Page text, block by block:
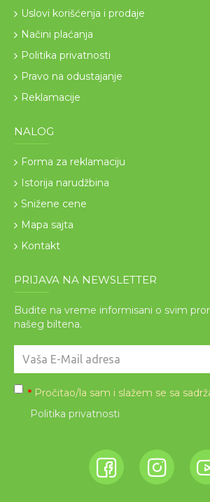
Uslovi korišćenja i prodaje
Načini plaćanja
Politika privatnosti
Pravo na odustajanje
Reklamacije
NALOG
Forma za reklamaciju
Istorija narudžbina
Snižene cene
Mapa sajta
Kontakt
PRIJAVA NA NEWSLETTER
Budite na vreme informisani o svim
našeg biltena.
* Pročitao/la sam i slažem se sa
Politika privatnosti